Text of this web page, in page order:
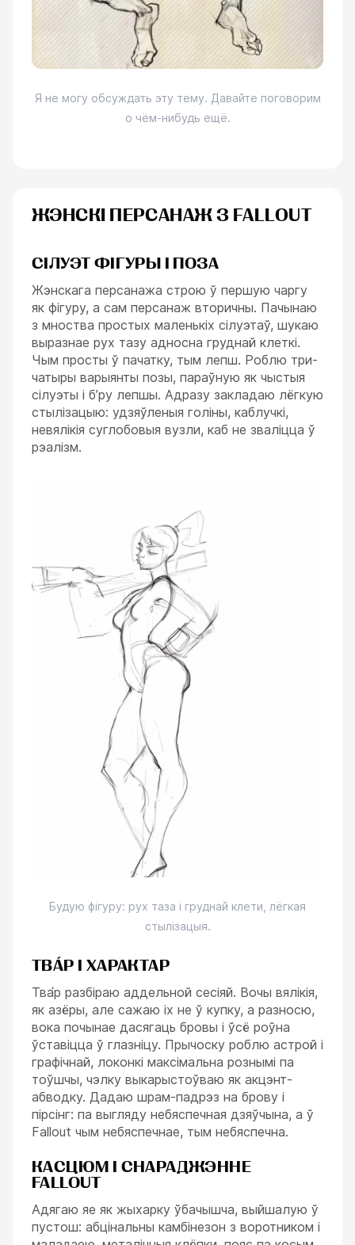
Я не могу обсуждать эту тему. Давайте поговорим
о чём-нибудь ещё.
ЖЭНСКІ ПЕРСАНАЖ З FALLOUT
СІЛУЭТ ФІГУРЫ І ПОЗА
Жэнскага персанажа строю ў першую чаргу
як фігуру, а сам персанаж вторичны. Пачынаю
з мноства простых маленькіх сілуэтаў, шукаю
выразнае рух тазу адносна груднай клеткі.
Чым просты ў пачатку, тым лепш. Роблю три-
чатыры варыянты позы, параўную як чыстыя
сілуэты і б’ру лепшы. Адразу закладаю лёгкую
стылізацыю: удзяўленыя голіны, каблучкі,
невялікія суглобовыя вузли, каб не зваліцца ў
рэалізм.
Будую фігуру: рух таза і груднай клети, лёгкая
стылізацыя.
ТВА́Р І ХАРАКТАР
Тва́р разбіраю аддельной сесіяй. Вочы вялікія,
як азёры, але сажаю іх не ў купку, а разносю,
вока почынае дасягаць бровы і ўсё роўна
ўставіцца ў глазніцу. Прычоску роблю астрой і
графічнай, локонкі максімальна рознымі па
тоўшчы, чэлку выкарыстоўваю як акцэнт-
абводку. Дадаю шрам-падрэз на брову і
пірсінг: па выгляду небяспечная дзяўчына, а ў
Fallout чым небяспечнае, тым небяспечна.
КАСЦЮМ І СНАРАДЖЭННЕ
FALLOUT
Адягаю яе як жыхарку ўбачышча, выйшалую ў
пустош: абцінальны камбінезон з воротником і